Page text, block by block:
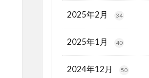
2025年2月 34
2025年1月 40
2024年12月 50